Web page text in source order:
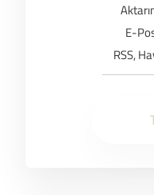
E-
RSS,